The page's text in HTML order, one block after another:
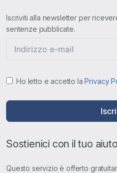
Iscriviti alla newsletter per
sentenze pubblicate.
Ho letto e accetto laPrivacy
Sostienici con il tuo aiuto
Questo servizio è offerto